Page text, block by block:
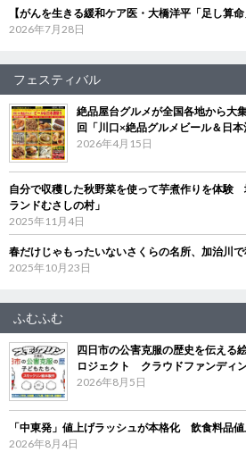
【がんを生きる緩和ケア医・大橋洋平「足し算
2026年7月28日
フェスティバル
絶品屋台グルメが全国各地から大
回「川口×絶品グルメビール＆日
2026年4月15日
自分で収穫した秋野菜を使って芋煮作りを体験
ランドむさしの村」
2025年11月4日
春だけじゃもったいないさくらの名所、加治川
2025年10月23日
ふむふむ
四日市の公害克服の歴史を伝える
ロジェクト クラウドファンディ
2026年8月5日
「中東発」値上げラッシュが本格化 飲食料品
2026年8月4日